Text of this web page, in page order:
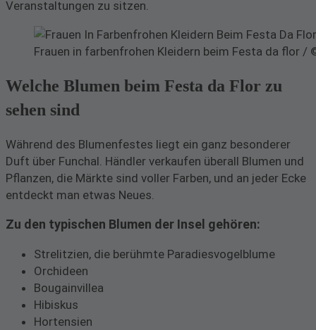
Veranstaltungen zu sitzen.
Frauen in farbenfrohen Kleidern beim Festa da flor
Welche Blumen beim Festa da Flor zu
sehen sind
Während des Blumenfestes liegt ein ganz besonderer
Duft über Funchal. Händler verkaufen überall Blumen und
Pflanzen, die Märkte sind voller Farben, und an jeder Ecke
entdeckt man etwas Neues.
Zu den typischen Blumen der Insel gehören:
Strelitzien, die berühmte Paradiesvogelblume
Orchideen
Bougainvillea
Hibiskus
Hortensien